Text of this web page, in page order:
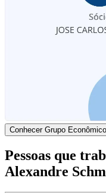
Conhecer Grupo Econômico
Pessoas que
Alexandre